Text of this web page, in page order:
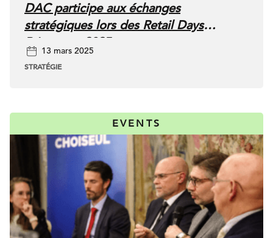
DAC participe aux échanges
stratégiques lors des Retail Days
Printemps 2025
13 mars 2025
STRATÉGIE
EVENTS